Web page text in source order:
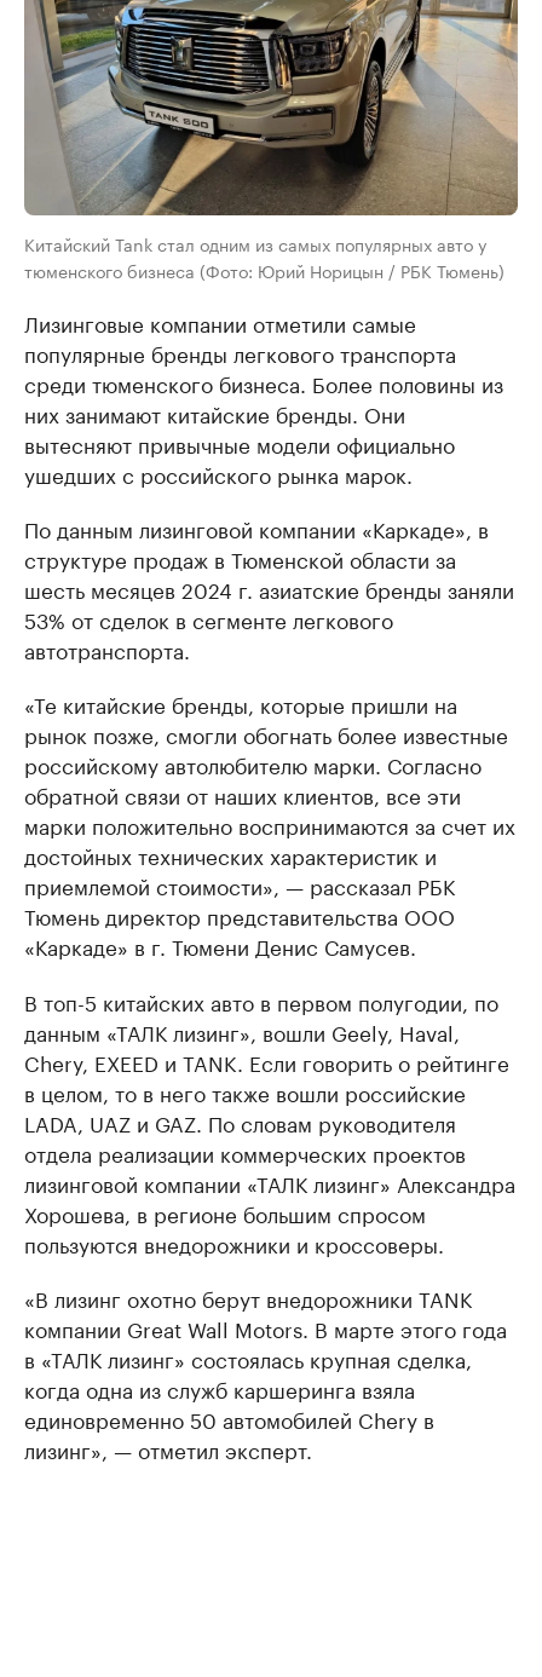
Китайский Tank стал одним из самых популярных авто у
тюменского бизнеса (Фото: Юрий Норицын / РБК Тюмень)
Лизинговые компании отметили самые
популярные бренды легкового транспорта
среди тюменского бизнеса. Более половины из
них занимают китайские бренды. Они
вытесняют привычные модели официально
ушедших с российского рынка марок.
По данным лизинговой компании «Каркаде», в
структуре продаж в Тюменской области за
шесть месяцев 2024 г. азиатские бренды заняли
53% от сделок в сегменте легкового
автотранспорта.
«Те китайские бренды, которые пришли на
рынок позже, смогли обогнать более известные
российскому автолюбителю марки. Согласно
обратной связи от наших клиентов, все эти
марки положительно воспринимаются за счет их
достойных технических характеристик и
приемлемой стоимости», — рассказал РБК
Тюмень директор представительства ООО
«Каркаде» в г. Тюмени Денис Самусев.
В топ-5 китайских авто в первом полугодии, по
данным «ТАЛК лизинг», вошли Geely, Haval,
Chery, EXEED и TANK. Если говорить о рейтинге
в целом, то в него также вошли российские
LADA, UAZ и GAZ. По словам руководителя
отдела реализации коммерческих проектов
лизинговой компании «ТАЛК лизинг» Александра
Хорошева, в регионе большим спросом
пользуются внедорожники и кроссоверы.
«В лизинг охотно берут внедорожники TANK
компании Great Wall Motors. В марте этого года
в «ТАЛК лизинг» состоялась крупная сделка,
когда одна из служб каршеринга взяла
единовременно 50 автомобилей Chery в
лизинг», — отметил эксперт.